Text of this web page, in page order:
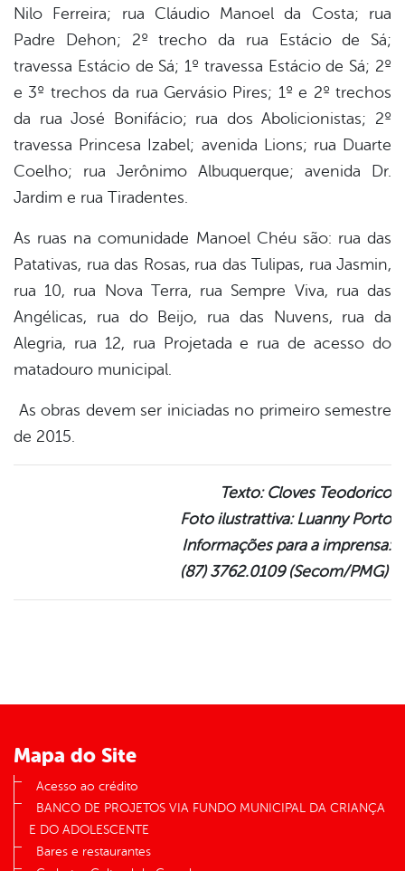
Nilo Ferreira; rua Cláudio Manoel da Costa; rua
Padre Dehon; 2º trecho da rua Estácio de Sá;
travessa Estácio de Sá; 1º travessa Estácio de Sá; 2º
e 3º trechos da rua Gervásio Pires; 1º e 2º trechos
da rua José Bonifácio; rua dos Abolicionistas; 2º
travessa Princesa Izabel; avenida Lions; rua Duarte
Coelho; rua Jerônimo Albuquerque; avenida Dr.
Jardim e rua Tiradentes.
As ruas na comunidade Manoel Chéu são: rua das
Patativas, rua das Rosas, rua das Tulipas, rua Jasmin,
rua 10, rua Nova Terra, rua Sempre Viva, rua das
Angélicas, rua do Beijo, rua das Nuvens, rua da
Alegria, rua 12, rua Projetada e rua de acesso do
matadouro municipal.
As obras devem ser iniciadas no primeiro semestre
de 2015.
Texto: Cloves Teodorico
Foto ilustrattiva: Luanny Porto
Informações para a imprensa:
(87) 3762.0109 (Secom/PMG)
Mapa do Site
Acesso ao crédito
BANCO DE PROJETOS VIA FUNDO MUNICIPAL DA CRIANÇA
E DO ADOLESCENTE
Bares e restaurantes